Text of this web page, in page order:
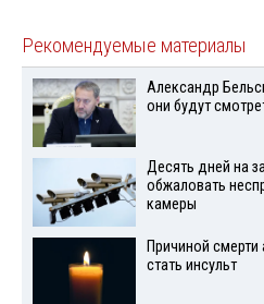
Рекомендуемые материалы
Александр
они будут
Десять дней на
обжаловать
камеры
Причиной
стать инсульт